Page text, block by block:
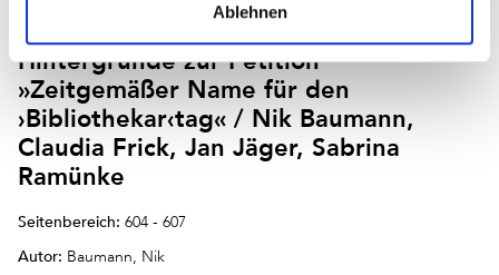
Ablehnen
Mehr als ein Tag für Bibliothekare :
Hintergründe zur Petition
»Zeitgemäßer Name für den
›Bibliothekar‹tag« / Nik Baumann,
Claudia Frick, Jan Jäger, Sabrina
Ramünke
Seitenbereich: 604 - 607
Autor: Baumann, Nik